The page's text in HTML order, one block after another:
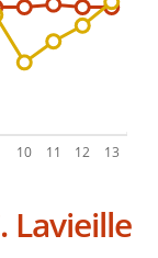
Lavieille